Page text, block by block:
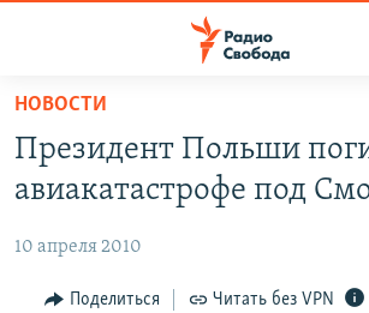
упрощенного
доступа
основному
Вернутся
ПОДКАСТЫ
АВТОРСКИЕ ПРОЕКТЫ
ЦИТАТЫ СВОБОДЫ
МНЕНИЯ
НОВОСТИ
Президент Польши
авиакатастрофе под
10 апреля 2010
Поделиться Читать без VPN